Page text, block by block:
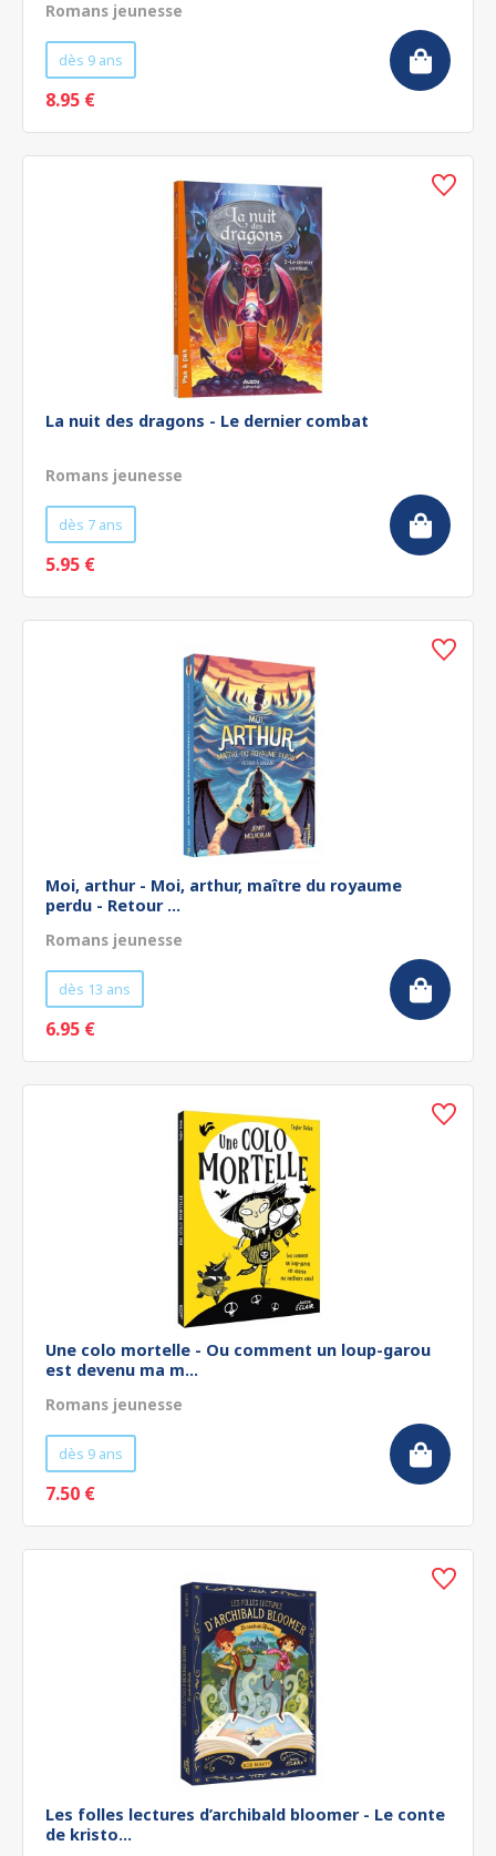
Romans jeunesse
dès 9 ans
8.95 €
La nuit des dragons - Le dernier combat
Romans jeunesse
dès 7 ans
5.95 €
Moi, arthur - Moi, arthur, maître du royaume
perdu - Retour ...
Romans jeunesse
dès 13 ans
6.95 €
Une colo mortelle - Ou comment un loup-garou
est devenu ma m...
Romans jeunesse
dès 9 ans
7.50 €
Les folles lectures d’archibald bloomer - Le conte
de kristo...